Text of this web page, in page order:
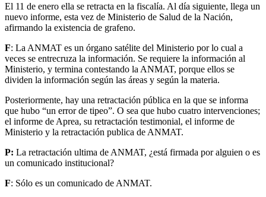
El 11 de enero ella se retracta en la fiscalía. Al día siguiente, llega un
nuevo informe, esta vez de Ministerio de Salud de la Nación,
afirmando la existencia de grafeno.
F: La ANMAT es un órgano satélite del Ministerio por lo cual a
veces se entrecruza la información. Se requiere la información al
Ministerio, y termina contestando la ANMAT, porque ellos se
dividen la información según las áreas y según la materia.
Posteriormente, hay una retractación pública en la que se informa
que hubo “un error de tipeo”. O sea que hubo cuatro intervenciones;
el informe de Aprea, su retractación testimonial, el informe de
Ministerio y la retractación publica de ANMAT.
P: La retractación ultima de ANMAT, ¿está firmada por alguien o es
un comunicado institucional?
F: Sólo es un comunicado de ANMAT.